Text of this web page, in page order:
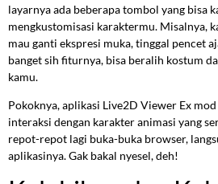
layarnya ada beberapa tombol yang bisa
mengkustomisasi karaktermu. Misalnya,
mau ganti ekspresi muka, tinggal pencet
banget sih fiturnya, bisa beralih kostum
kamu.
Pokoknya, aplikasi Live2D Viewer Ex
interaksi dengan karakter animasi yang
repot-repot lagi buka-buka browser,
aplikasinya. Gak bakal nyesel, deh!